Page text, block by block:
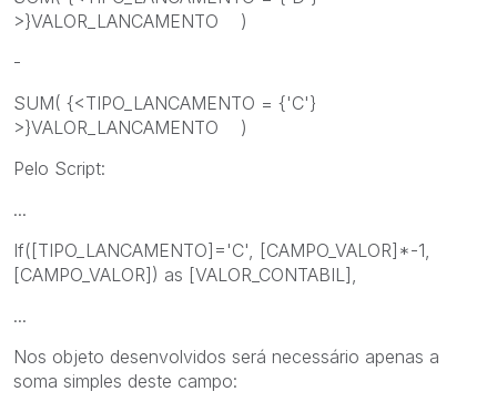
>}VALOR_LANCAMENTO )
-
SUM( {<TIPO_LANCAMENTO = {'C'}
>}VALOR_LANCAMENTO )
Pelo Script:
...
If([TIPO_LANCAMENTO]='C', [CAMPO_VALOR]*-1,
[CAMPO_VALOR]) as [VALOR_CONTABIL],
...
Nos objeto desenvolvidos será necessário apenas a
soma simples deste campo: